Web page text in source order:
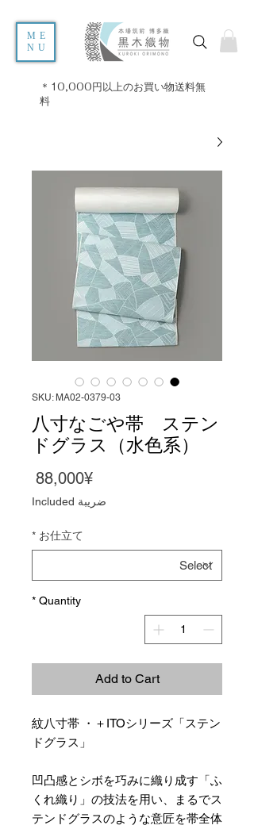
ME
NU
＊10,000円以上のお買い物送料無
料
SKU: MA02-0379-03
八寸なごや帯 ステン
ドグラス（水色系）
88,000¥
Price
ضريبة Included
お仕立て
*
Quantity
*
Add to Cart
紋八寸帯 ・＋ITOシリーズ「ステン
ドグラス」
凹凸感とシボを巧みに織り成す「ふ
くれ織り」の技法を用い、まるでス
テンドグラスのような意匠を帯全体